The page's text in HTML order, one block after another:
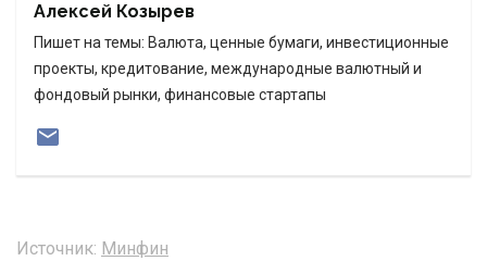
Алексей Козырев
Пишет на темы: Валюта, ценные бумаги, инвестиционные
проекты, кредитование, международные валютный и
фондовый рынки, финансовые стартапы
Источник: Минфин